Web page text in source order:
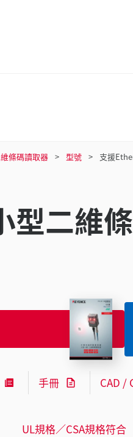
條碼讀取器 型號 支援
二維
手冊 CAD /
UL規格／CSA規格符合